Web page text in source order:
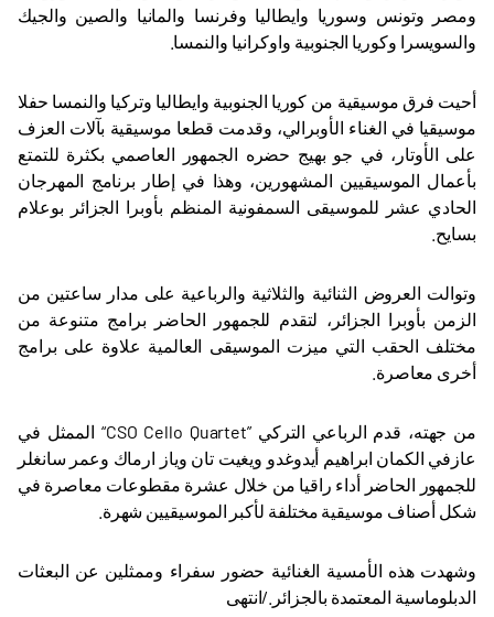
ومصر وتونس وسوريا وايطاليا وفرنسا والمانيا والصين والجيك
والسويسرا وكوريا الجنوبية واوكرانيا والنمسا.
أحيت فرق موسيقية من كوريا الجنوبية وايطاليا وتركيا والنمسا حفلا
موسيقيا في الغناء الأوبرالي، وقدمت قطعا موسيقية بآلات العزف
على الأوتار، في جو بهيج حضره الجمهور العاصمي بكثرة للتمتع
بأعمال الموسيقيين المشهورين، وهذا في إطار برنامج المهرجان
الحادي عشر للموسيقى السمفونية المنظم بأوبرا الجزائر بوعلام
بسايح
وتوالت العروض الثنائية والثلاثية والرباعية على مدار ساعتين من
الزمن بأوبرا الجزائر، لتقدم للجمهور الحاضر برامج متنوعة من
مختلف الحقب التي ميزت الموسيقى العالمية علاوة على برامج
أخرى معاصرة.
من جهته، قدم الرباعي التركي “CSO Cello Quartet” الممثل في
عازفي الكمان ابراهيم أيدوغدو ويغيت تان وياز ارماك وعمر سانغلر
للجمهور الحاضر أداء راقيا من خلال عشرة مقطوعات معاصرة في
شكل أصناف موسيقية مختلفة لأكبر الموسيقيين شهرة
وشهدت هذه الأمسية الغنائية حضور سفراء وممثلين عن البعثات
الدبلوماسية المعتمدة بالجزائر /انتهى